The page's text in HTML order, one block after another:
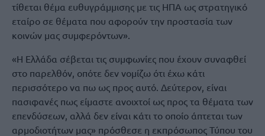
τίθεται θέμα ευθυγράμμισης με τις ΗΠΑ ως στρατηγικό
εταίρο σε θέματα που αφορούν την προστασία των
κοινών μας συμφερόντων».
«Η Ελλάδα σέβεται τις συμφωνίες που έχουν συναφθεί
στο παρελθόν, οπότε δεν νομίζω ότι έχω κάτι
περισσότερο να πω ως προς αυτό. Δεύτερον, είναι
πασιφανές πως είμαστε ανοιχτοί ως προς τα θέματα των
επενδύσεων, αλλά δεν είναι κάτι το οποίο άπτεται των
αρμοδιοτήτων μας» πρόσθεσε η εκπρόσωπος Τύπου του